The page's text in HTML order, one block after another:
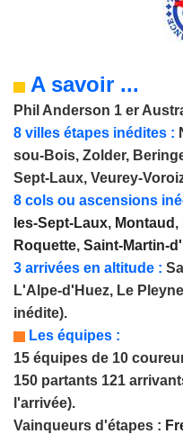
A savoir ...
Phil Anderson 1 er
8 villes étapes inédites :
sou-Bois, Zolder,
Sept-Laux, Veurey-
8 cols ou ascensions
les-Sept-Laux, Montaud ,
Roquette, Saint-Martin-
3 arrivées en altitude :
L'Alpe-d'Huez, Le
inédite).
Les équipes :
15 équipes de 10
150 partants 121
l'arrivée).
Vainqueurs d'étapes :